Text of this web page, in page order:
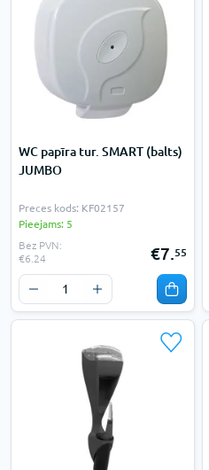
WC papīra tur. SMART (balts)
JUMBO
Preces kods: KF02157
Pieejams: 5
Bez PVN:
€6.24
€7.55